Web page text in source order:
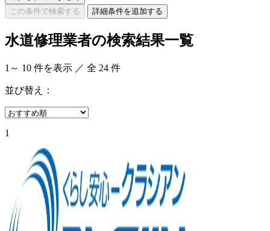
この条件で検索する
詳細条件を追加する
水道修理業者の検索結果一覧
1 ～ 10 件を表示 ／ 全 24 件
並び替え：
1